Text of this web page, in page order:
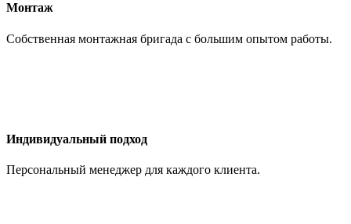
Монтаж
Собственная монтажная бригада с большим опытом работы.
Индивидуальный подход
Персональный менеджер для каждого клиента.